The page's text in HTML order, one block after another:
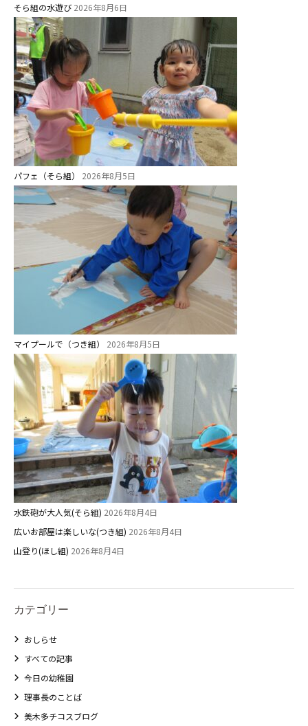
そら組の水遊び 2026年8月6日
パフェ（そら組） 2026年8月5日
マイプールで（つき組） 2026年8月5日
水鉄砲が大人気(そら組) 2026年8月4日
広いお部屋は楽しいな(つき組) 2026年8月4日
山登り(ほし組) 2026年8月4日
カテゴリー
おしらせ
すべての記事
今日の幼稚園
理事長のことば
美木多チコスブログ